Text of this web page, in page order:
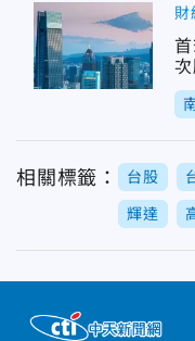
財
相關標籤： 台股
輝達